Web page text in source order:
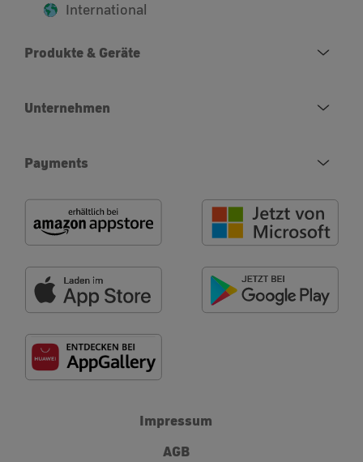
International
Produkte & Geräte
Unternehmen
Payments
Impressum
AGB